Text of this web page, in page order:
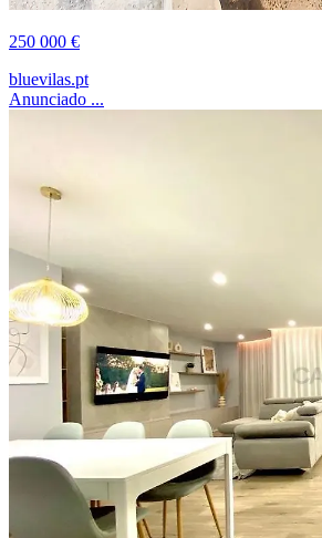
250 000 €
bluevilas.pt
Anunciado ...